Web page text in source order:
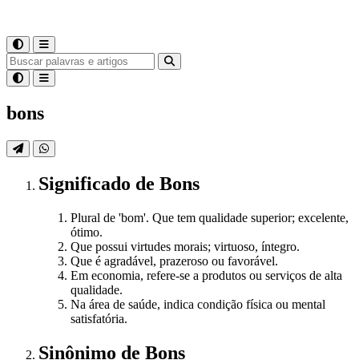
bons
Significado de Bons
Plural de 'bom'. Que tem qualidade superior; excelente,
ótimo.
Que possui virtudes morais; virtuoso, íntegro.
Que é agradável, prazeroso ou favorável.
Em economia, refere-se a produtos ou serviços de alta
qualidade.
Na área de saúde, indica condição física ou mental
satisfatória.
Sinônimo de Bons